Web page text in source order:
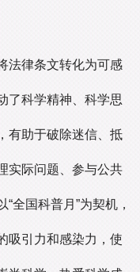
法律条文转化为可感
了科学精神、科学思
有助于破除迷信、抵
实际问题、参与公共
全国科普月”为契机，
吸引力和感染力，使